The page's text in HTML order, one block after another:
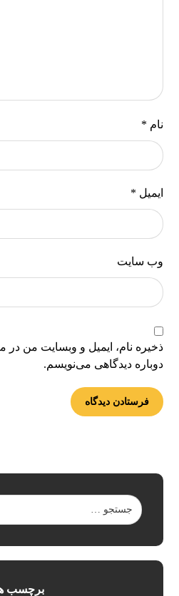
نام *
ایمیل *
وب‌ سایت
ذخیره نام، ایمیل و وبسایت من در
دوباره دیدگاهی می‌نویسم.
برچسب